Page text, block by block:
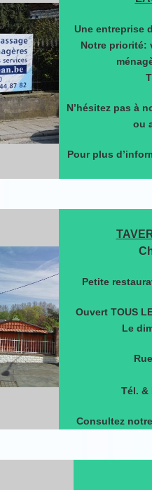
Une entreprise
Notre priorité:
N’hésitez pas à
ou
Pour plus
Petite
Ouvert TOUS
Le
Tél. &
Consultez